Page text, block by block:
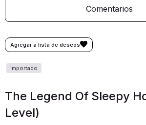
Comentarios
The Legend Of Sleepy
Level)